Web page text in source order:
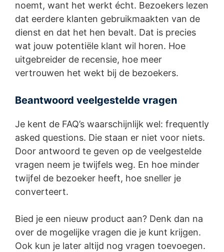
noemt, want het werkt écht. Bezoekers lezen
dat eerdere klanten gebruikmaakten van de
dienst en dat het hen bevalt. Dat is precies
wat jouw potentiële klant wil horen. Hoe
uitgebreider de recensie, hoe meer
vertrouwen het wekt bij de bezoekers.
Beantwoord veelgestelde vragen
Je kent de FAQ’s waarschijnlijk wel: frequently
asked questions. Die staan er niet voor niets.
Door antwoord te geven op de veelgestelde
vragen neem je twijfels weg. En hoe minder
twijfel de bezoeker heeft, hoe sneller je
converteert.
Bied je een nieuw product aan? Denk dan na
over de mogelijke vragen die je kunt krijgen.
Ook kun je later altijd nog vragen toevoegen.